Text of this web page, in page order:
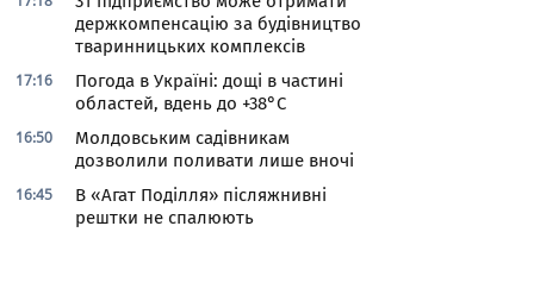
держкомпенсацію за будівництво
тваринницьких комплексів
17:16
Погода в Україні: дощі в частині
областей, вдень до +38°С
16:50
Молдовським садівникам
дозволили поливати лише вночі
16:45
В «Агат Поділля» післяжнивні
рештки не спалюють